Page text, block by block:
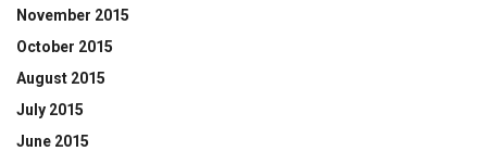
November 2015
October 2015
August 2015
July 2015
June 2015